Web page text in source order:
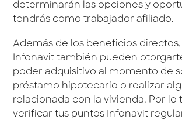
determinarán las opciones y
tendrás como trabajador afiliado.
Además de los beneficios
Infonavit también pueden
poder adquisitivo al momento de
préstamo hipotecario o realizar
relacionada con la vivienda. Por lo
verificar tus puntos Infonavit